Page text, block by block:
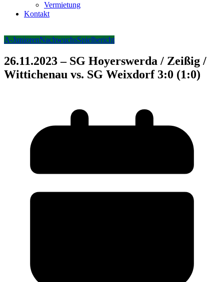
Vermietung
Kontakt
A-JuniorenNachwuchsSpielbericht
26.11.2023 – SG Hoyerswerda / Zeißig /
Wittichenau vs. SG Weixdorf 3:0 (1:0)